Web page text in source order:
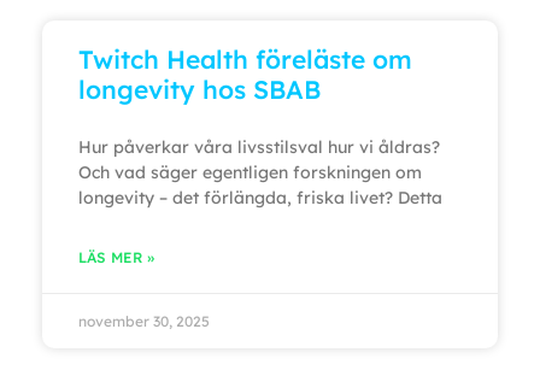
Twitch Health föreläste om
longevity hos SBAB
Hur påverkar våra livsstilsval hur vi åldras?
Och vad säger egentligen forskningen om
longevity – det förlängda, friska livet? Detta
LÄS MER »
november 30, 2025